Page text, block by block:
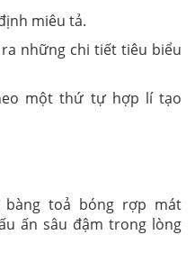
miêu tả.
những chi tiết tiêu biểu
một thứ tự hợp lí tạo
toả bóng rợp mát
ấn sâu đậm trong lòng